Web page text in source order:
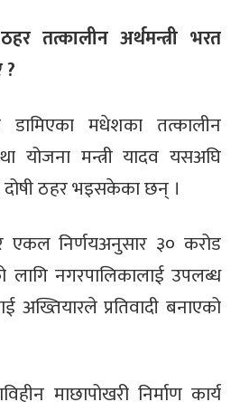
ठहर तत्कालीन अर्थमन्त्री भरत
डामिएका मधेशका तत्कालीन
योजना मन्त्री यादव यसअघि
दोषी ठहर भइसकेका छन् ।
एकल निर्णयअनुसार ३० करोड
लागि नगरपालिकालाई उपलब्ध
अख्तियारले प्रतिवादी बनाएको
माछापोखरी निर्माण कार्य